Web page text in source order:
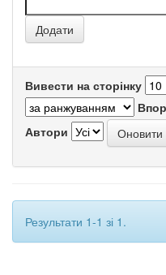
Вивести на сторінку
Автори
Результати 1-1 зі 1.